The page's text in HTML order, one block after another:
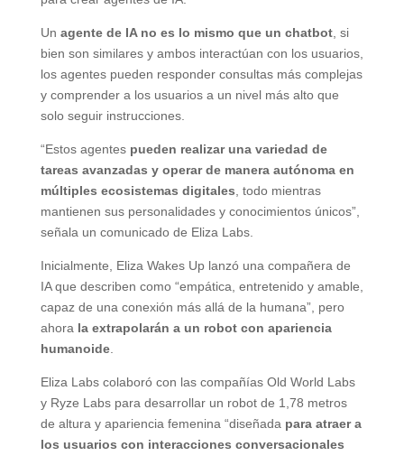
Un agente de IA no es lo mismo que un chatbot, si
bien son similares y ambos interactúan con los usuarios,
los agentes pueden responder consultas más complejas
y comprender a los usuarios a un nivel más alto que
solo seguir instrucciones.
“Estos agentes pueden realizar una variedad de
tareas avanzadas y operar de manera autónoma en
múltiples ecosistemas digitales , todo mientras
mantienen sus personalidades y conocimientos únicos”,
señala un comunicado de Eliza Labs.
Inicialmente, Eliza Wakes Up lanzó una compañera de
IA que describen como “empática, entretenido y amable,
capaz de una conexión más allá de la humana”, pero
ahora la extrapolarán a un robot con apariencia
humanoide.
Eliza Labs colaboró con las compañías Old World Labs
y Ryze Labs para desarrollar un robot de 1,78 metros
de altura y apariencia femenina “diseñada para atraer a
los usuarios con interacciones conversacionales